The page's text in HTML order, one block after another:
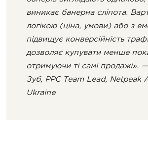
виникає банерна сліпота.
логікою (ціна, умови) або з
підвищує конверсійність
дозволяє купувати менше
отримуючи ті самі продажі».
Зуб, PPC Team Lead, Netpeak
Ukraine